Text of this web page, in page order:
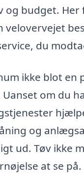
og budget.
du
ikke blot
om du
og
ud. Tøv ikke
at se på.